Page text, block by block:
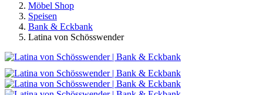
Möbel Shop
Speisen
Bank & Eckbank
Latina von Schösswender